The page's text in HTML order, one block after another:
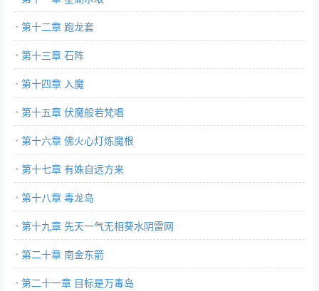
第十二章 跑龙套
第十三章 石阵
第十四章 入魔
第十五章 伏魔般若梵唱
第十六章 佛火心灯炼魔根
第十七章 有姝自远方来
第十八章 毒龙岛
第十九章 先天一气无相葵水阴雷网
第二十章 南金东箭
第二十一章 目标是万毒岛